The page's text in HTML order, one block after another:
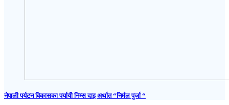
नेपाली पर्यटन विकासका पर्यायी निम्स दाइ अर्थात “निर्मल पुर्जा “